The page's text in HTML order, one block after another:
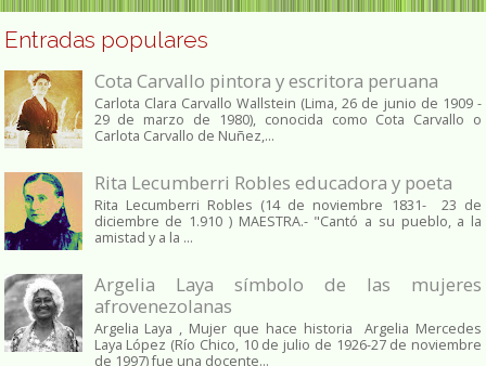
Entradas populares
Cota Carvallo pintora y escritora peruana
Carlota Clara Carvallo Wallstein (Lima, 26 de junio de 1909 -
29 de marzo de 1980), conocida como Cota Carvallo o
Carlota Carvallo de Nuñez,...
Rita Lecumberri Robles educadora y poeta
Rita Lecumberri Robles (14 de noviembre 1831- 23 de
diciembre de 1.910 ) MAESTRA.- "Cantó a su pueblo, a la
amistad y a la ...
Argelia Laya símbolo de las mujeres
afrovenezolanas
Argelia Laya , Mujer que hace historia Argelia Mercedes
Laya López (Río Chico, 10 de julio de 1926-27 de noviembre
de 1997) fue una docente...